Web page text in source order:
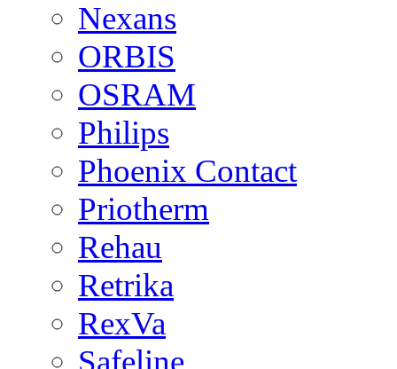
Nexans
ORBIS
OSRAM
Philips
Phoenix Contact
Priotherm
Rehau
Retrika
RexVa
Safeline